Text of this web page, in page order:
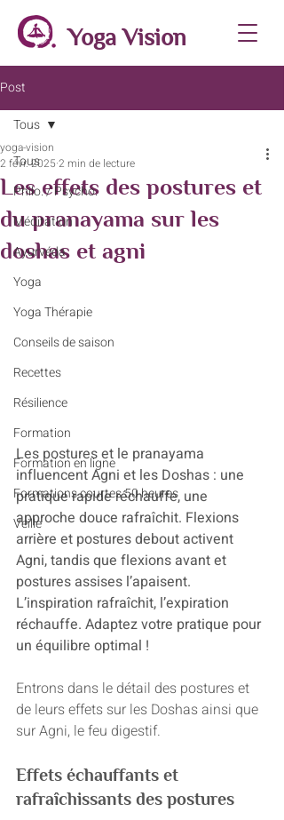
Yoga Vision
Post
Tous
Philo. / Psycho.
Méditation
Ayurvéda
Yoga
Yoga Thérapie
Conseils de saison
Recettes
Résilience
Formation
Formation en ligne
Formations courtes 50 heures
Veille
Tous
Les effets des postures et
du pranayama sur les
doshas et agni
yoga-vision
2 févr. 2025 2 min de lecture
Les postures et le pranayama
influencent Agni et les Doshas : une
pratique rapide réchauffe, une
approche douce rafraîchit. Flexions
arrière et postures debout activent
Agni, tandis que flexions avant et
postures assises l’apaisent.
L’inspiration rafraîchit, l’expiration
réchauffe. Adaptez votre pratique pour
un équilibre optimal !
Entrons dans le détail des postures et
de leurs effets sur les Doshas ainsi que
sur Agni, le feu digestif.
Effets échauffants et
rafraîchissants des postures